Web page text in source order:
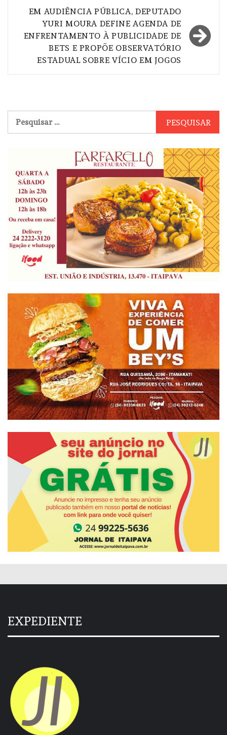
EM AUDIÊNCIA PÚBLICA, DEPUTADO
YURI MOURA DEFINE AGENDA DE
ENFRENTAMENTO À PUBLICIDADE DE
BETS E PROPÕE OBSERVATÓRIO
ESTADUAL SOBRE VÍCIO EM JOGOS
por:
EXPEDIENTE